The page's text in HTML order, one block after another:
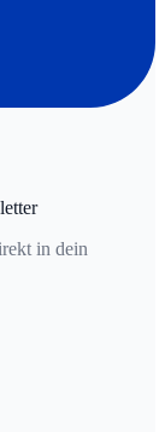
in dein